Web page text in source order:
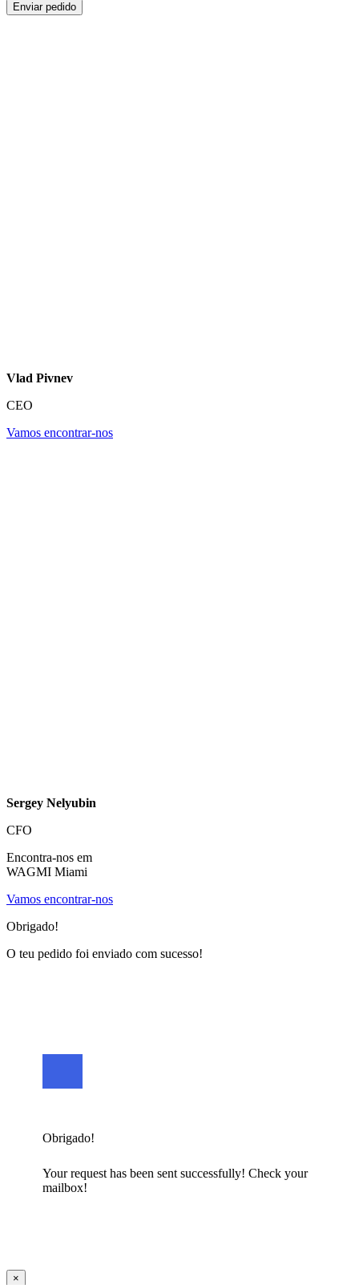
Enviar pedido
Vlad Pivnev
CEO
Vamos encontrar-nos
Sergey Nelyubin
CFO
Encontra-nos em
WAGMI Miami
Vamos encontrar-nos
Obrigado!
O teu pedido foi enviado com sucesso!
Obrigado!
Your request has been sent successfully! Check your
mailbox!
×